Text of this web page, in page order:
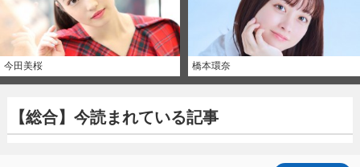
今田美桜 橋本環奈
【総合】今読まれている記事